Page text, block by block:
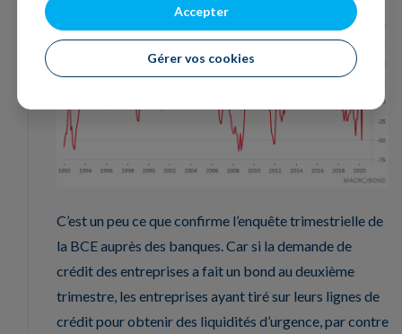
C’est un peu ce que confirme l’enquête trimestrielle de
la BCE auprès des banques. Car si la demande de
crédit des entreprises a fait un bond au deuxième
trimestre, les entreprises ayant tiré sur leurs lignes de
crédit pour obtenir des liquidités d’urgence, par contre
Accepter
Gérer vos cookies